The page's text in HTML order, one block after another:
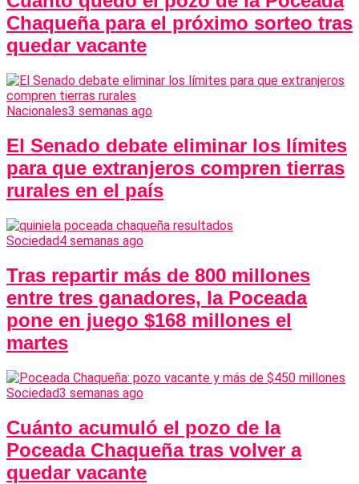
Chaqueña para el próximo sorteo tras
quedar vacante
Nacionales3 semanas ago
El Senado debate eliminar los límites
para que extranjeros compren tierras
rurales en el país
Sociedad4 semanas ago
Tras repartir más de 800 millones
entre tres ganadores, la Poceada
pone en juego $168 millones el
martes
Sociedad3 semanas ago
Cuánto acumuló el pozo de la
Poceada Chaqueña tras volver a
quedar vacante